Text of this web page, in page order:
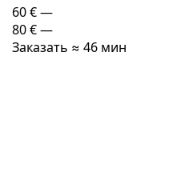
60 €—
80 €—
Заказать ≈ 46 мин